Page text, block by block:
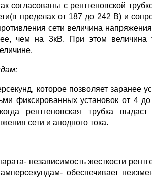
согласованы с рентгеновской
пределах от 187 до 242 В) и
сети величина
чем на 3кВ. При этом величина
которое позволяет заранее
фиксированных установок от 4
рентгеновская трубка
сети и анодного тока.
независимость жесткости
обеспечивает